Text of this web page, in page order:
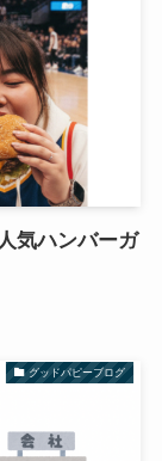
気ハンバーガ
グッドパピーブログ